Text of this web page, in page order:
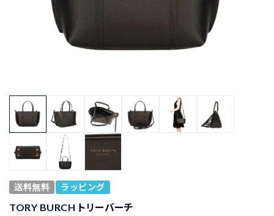
送料無料 ラッピング
TORY BURCH トリーバーチ